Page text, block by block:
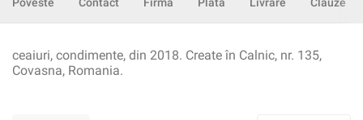
ceaiuri, condimente, din 2018. Create în Calnic, nr. 135,
Covasna, Romania.